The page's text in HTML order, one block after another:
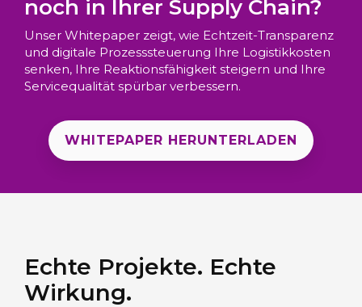
noch in Ihrer Supply Chain?
Unser Whitepaper zeigt, wie Echtzeit-Transparenz
und digitale Prozesssteuerung Ihre Logistikkosten
senken, Ihre Reaktionsfähigkeit steigern und Ihre
Servicequalität spürbar verbessern.
WHITEPAPER HERUNTERLADEN
Echte Projekte. Echte
Wirkung.